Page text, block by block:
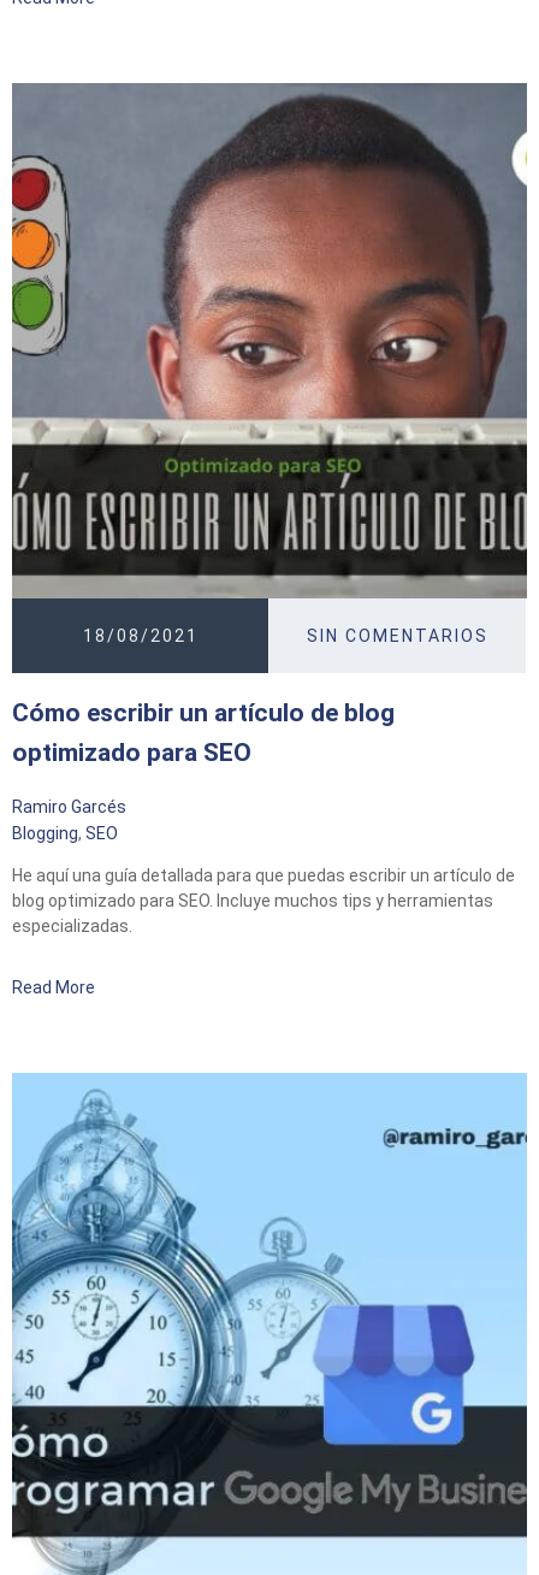
18/08/2021 SIN COMENTARIOS
Cómo escribir un artículo de blog
optimizado para SEO
Ramiro Garcés
Blogging, SEO
He aquí una guía detallada para que puedas escribir un artículo de
blog optimizado para SEO. Incluye muchos tips y herramientas
especializadas.
Read More